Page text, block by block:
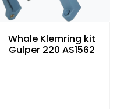
Whale Klemring kit
Gulper 220 AS1562